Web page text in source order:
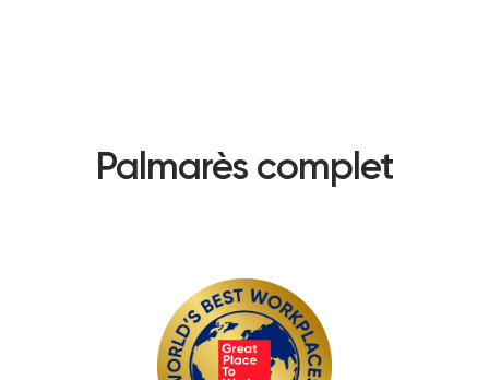
Palmarès complet